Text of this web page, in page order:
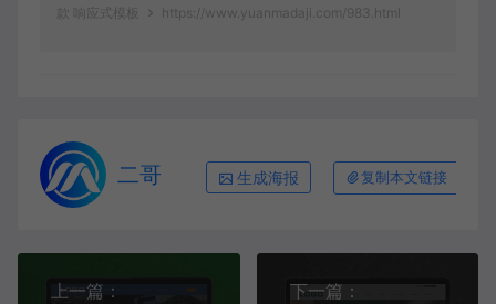
款 响应式模板
https://www.yuanmadaji.com/983.html
二哥 生成海报 复制本文链接
上一篇：
下一篇：